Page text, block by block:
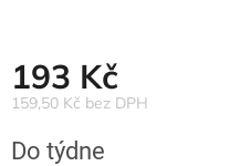
193 Kč
159,50 Kč bez DPH
cena:
Do týdne